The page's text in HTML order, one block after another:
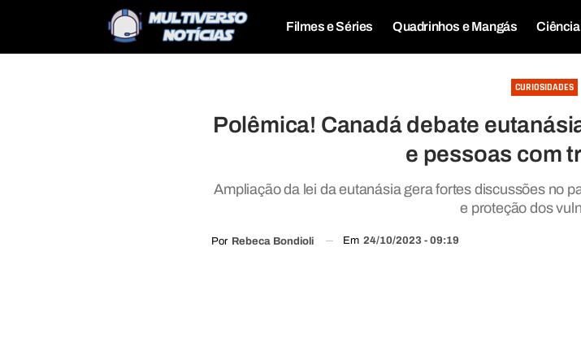
Filmes e Séries Quadrinhos e Mangás
CURIOSIDADES
Polêmica! Canadá debate
e pessoas com
Ampliação da lei da eutanásia gera fortes discussões no
e proteção dos
Por Rebeca Bondioli Em 24/10/2023 - 09:19